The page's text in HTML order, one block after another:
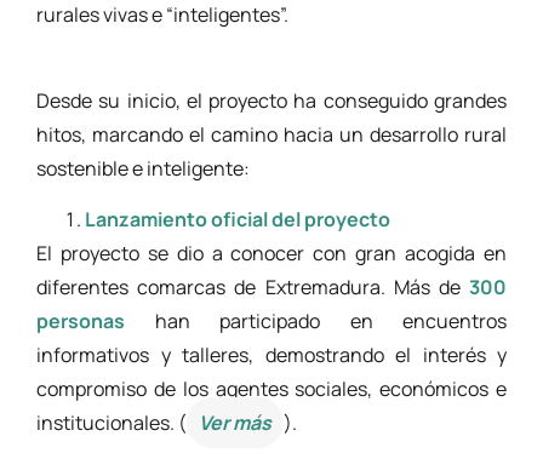
rurales vivas e “inteligentes”.
Desde su inicio, el proyecto ha conseguido grandes
hitos, marcando el camino hacia un desarrollo rural
sostenible e inteligente:
Lanzamiento oficial del proyecto
El proyecto se dio a conocer con gran acogida en
diferentes comarcas de Extremadura. Más de 300
personas han participado en encuentros
informativos y talleres, demostrando el interés y
compromiso de los agentes sociales, económicos e
institucionales. (
Ver más ).